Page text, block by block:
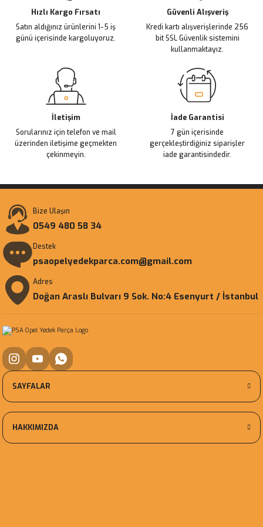
Ürün fiyatı diğer sitelerden daha pahalı.
Bu ürüne benzer farklı alternatifler olmalı.
Hızlı Kargo Fırsatı
Satın aldığınız ürünlerini 1-5 iş
günü içerisinde kargoluyoruz.
Güvenli Alışveriş
Kredi kartı alışverişlerinde 256
bit SSL Güvenlik sistemini
kullanmaktayız.
İletişim
Sorularınız için telefon ve mail
üzerinden iletişime geçmekten
çekinmeyin.
İade Garantisi
7 gün içerisinde
gerçekleştirdiğiniz siparişler
iade garantisindedir.
Bize Ulaşın
0549 480 58 34
Destek
psaopelyedekparca.com@gmail.com
Adres
Doğan Araslı Bulvarı 9 Sok. No:4 Esenyurt / İstanbul
SAYFALAR
HAKKIMIZDA